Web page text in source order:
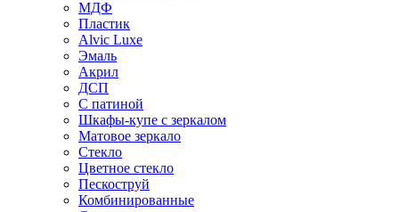
МДФ
Пластик
Alvic Luxe
Эмаль
Акрил
ДСП
С патиной
Шкафы-купе с зеркалом
Матовое зеркало
Стекло
Цветное стекло
Пескоструй
Комбинированные